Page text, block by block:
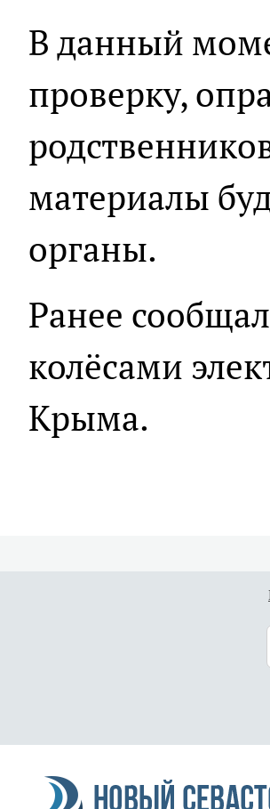
В данный
проверку,
материалы
органы.
Ранее
колёсами
Крыма.